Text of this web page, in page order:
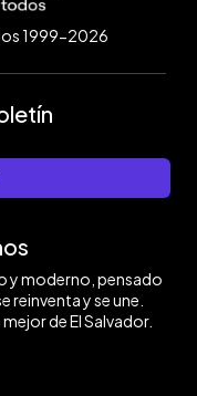
1999-2026
y moderno, pensado
reinventa y se une.
de El Salvador.